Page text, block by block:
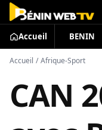
Accueil BENIN
Accueil / Afrique-Sport
CAN